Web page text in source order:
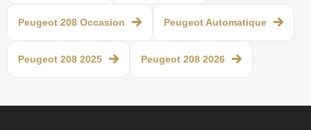
Peugeot 208 Occasion Peugeot Automatique
Peugeot 208 2025 Peugeot 208 2026